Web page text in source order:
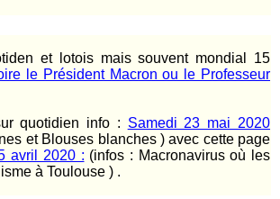
et lotois mais souvent mondial 15
le Président Macron ou le Professeur
quotidien info : Samedi 23 mai 2020
et Blouses blanches ) avec cette page
avril 2020 : (infos : Macronavirus où les
à Toulouse ) .